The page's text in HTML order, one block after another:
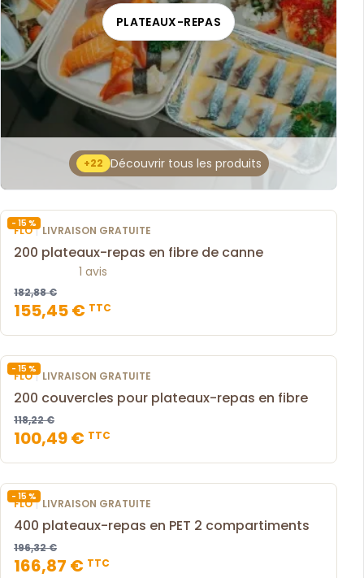
PLATEAUX-REPAS
+22 Découvrir tous les produits
- 15 %
FLO| LIVRAISON GRATUITE
200 plateaux-repas en fibre de canne
1 avis
182,88 €
155,45 € TTC
- 15 %
FLO| LIVRAISON GRATUITE
200 couvercles pour plateaux-repas en fibre
118,22 €
100,49 € TTC
- 15 %
FLO| LIVRAISON GRATUITE
400 plateaux-repas en PET 2 compartiments
196,32 €
166,87 € TTC